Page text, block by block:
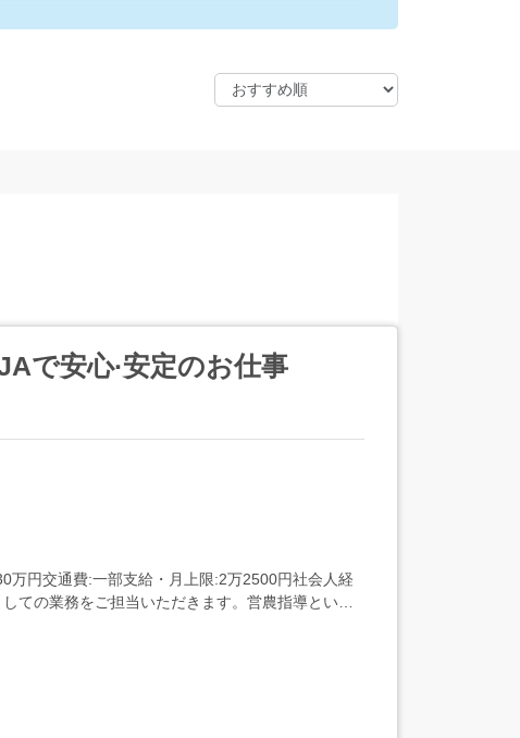
で安心·安定のお仕事
万円交通費:一部支給・月上限:2万2500円社会人経
ての業務をご担当いただきます。営農指導といっ